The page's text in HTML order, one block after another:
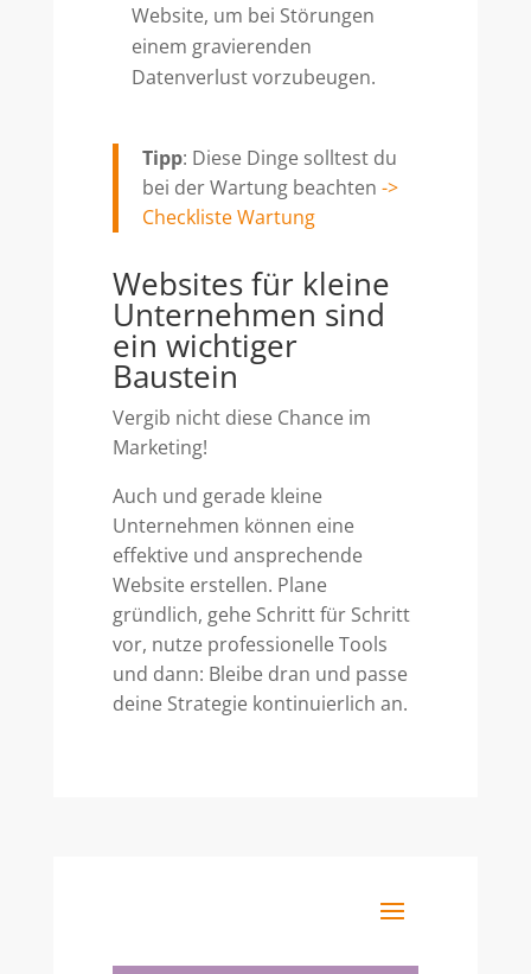
Website, um bei Störungen
einem gravierenden
Datenverlust vorzubeugen.
Tipp: Diese Dinge solltest du
bei der Wartung beachten ->
Checkliste Wartung
Websites für kleine
Unternehmen sind
ein wichtiger
Baustein
Vergib nicht diese Chance im
Marketing!
Auch und gerade kleine
Unternehmen können eine
effektive und ansprechende
Website erstellen. Plane
gründlich, gehe Schritt für Schritt
vor, nutze professionelle Tools
und dann: Bleibe dran und passe
deine Strategie kontinuierlich an.